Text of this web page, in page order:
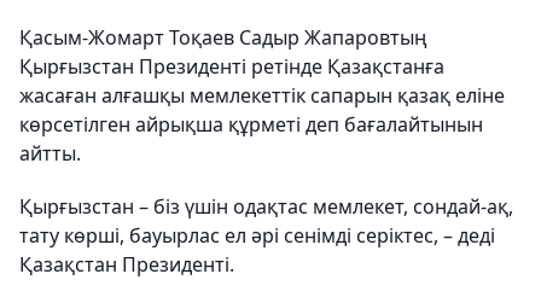
Қасым-Жомарт Тоқаев Садыр Жапаровтың
Қырғызстан Президенті ретінде Қазақстанға
жасаған алғашқы мемлекеттік сапарын қазақ еліне
көрсетілген айрықша құрметі деп бағалайтынын
айтты.
Қырғызстан – біз үшін одақтас мемлекет, сондай-ақ,
тату көрші, бауырлас ел әрі сенімді серіктес, – деді
Қазақстан Президенті.